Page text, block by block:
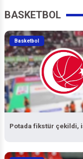
BASKETBOL
Basketbol
Potada fikstür çekildi,